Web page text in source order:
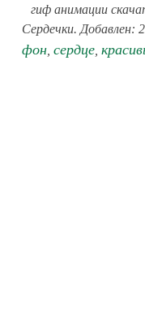
гиф анимации
Сердечки. Добавлен:
фон сердце